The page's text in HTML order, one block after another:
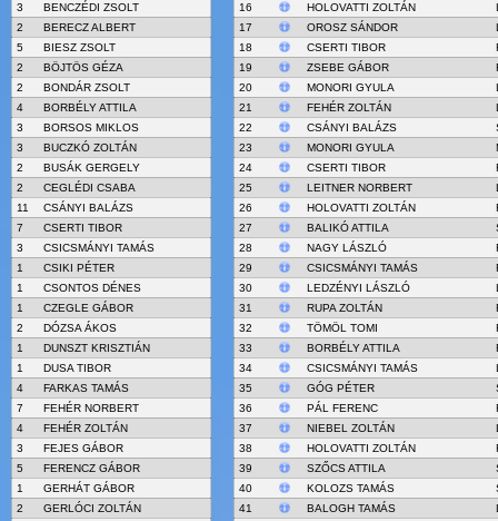
3
BENCZÉDI ZSOLT
2
BERECZ ALBERT
5
BIESZ ZSOLT
2
BÖJTÖS GÉZA
2
BONDÁR ZSOLT
4
BORBÉLY ATTILA
3
BORSOS MIKLOS
3
BUCZKÓ ZOLTÁN
2
BUSÁK GERGELY
2
CEGLÉDI CSABA
11
CSÁNYI BALÁZS
7
CSERTI TIBOR
3
CSICSMÁNYI TAMÁS
1
CSIKI PÉTER
1
CSONTOS DÉNES
1
CZEGLE GÁBOR
2
DÓZSA ÁKOS
1
DUNSZT KRISZTIÁN
1
DUSA TIBOR
4
FARKAS TAMÁS
7
FEHÉR NORBERT
4
FEHÉR ZOLTÁN
3
FEJES GÁBOR
5
FERENCZ GÁBOR
1
GERHÁT GÁBOR
2
GERLÓCI ZOLTÁN
16
HOLOVATTI ZOLTÁN
17
OROSZ SÁNDOR
18
CSERTI TIBOR
19
ZSEBE GÁBOR
20
MONORI GYULA
21
FEHÉR ZOLTÁN
22
CSÁNYI BALÁZS
23
MONORI GYULA
24
CSERTI TIBOR
25
LEITNER NORBERT
26
HOLOVATTI ZOLTÁN
27
BALIKÓ ATTILA
28
NAGY LÁSZLÓ
29
CSICSMÁNYI TAMÁS
30
LEDZÉNYI LÁSZLÓ
31
RUPA ZOLTÁN
32
TÖMÖL TOMI
33
BORBÉLY ATTILA
34
CSICSMÁNYI TAMÁS
35
GÓG PÉTER
36
PÁL FERENC
37
NIEBEL ZOLTÁN
38
HOLOVATTI ZOLTÁN
39
SZŐCS ATTILA
40
KOLOZS TAMÁS
41
BALOGH TAMÁS